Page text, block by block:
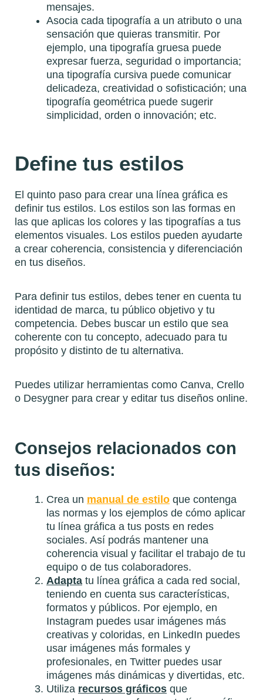
mensajes.
Asocia cada tipografía a un atributo o una
sensación que quieras transmitir. Por
ejemplo, una tipografía gruesa puede
expresar fuerza, seguridad o importancia;
una tipografía cursiva puede comunicar
delicadeza, creatividad o sofisticación; una
tipografía geométrica puede sugerir
simplicidad, orden o innovación; etc.
Define tus estilos
El quinto paso para crear una línea gráfica es
definir tus estilos. Los estilos son las formas en
las que aplicas los colores y las tipografías a tus
elementos visuales. Los estilos pueden ayudarte
a crear coherencia, consistencia y diferenciación
en tus diseños.
Para definir tus estilos, debes tener en cuenta tu
identidad de marca, tu público objetivo y tu
competencia. Debes buscar un estilo que sea
coherente con tu concepto, adecuado para tu
propósito y distinto de tu alternativa.
Puedes utilizar herramientas como Canva, Crello
o Desygner para crear y editar tus diseños online.
Consejos relacionados con
tus diseños:
Crea un manual de estilo que contenga
las normas y los ejemplos de cómo aplicar
tu línea gráfica a tus posts en redes
sociales. Así podrás mantener una
coherencia visual y facilitar el trabajo de tu
equipo o de tus colaboradores.
Adapta tu línea gráfica a cada red social,
teniendo en cuenta sus características,
formatos y públicos. Por ejemplo, en
Instagram puedes usar imágenes más
creativas y coloridas, en LinkedIn puedes
usar imágenes más formales y
profesionales, en Twitter puedes usar
imágenes más dinámicas y divertidas, etc.
Utiliza recursos gráficos que